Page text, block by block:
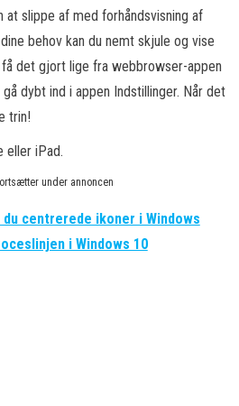
slippe af med forhåndsvisning af
behov kan du nemt skjule og vise
det gjort lige fra webbrowser-appen
dybt ind i appen Indstillinger. Når det
trin!
eller iPad.
under annoncen
du centrerede ikoner i Windows
i Windows 10